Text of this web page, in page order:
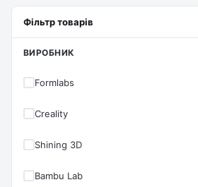
Фільтр товарів
ВИРОБНИК
Formlabs
Creality
Shining 3D
Bambu Lab